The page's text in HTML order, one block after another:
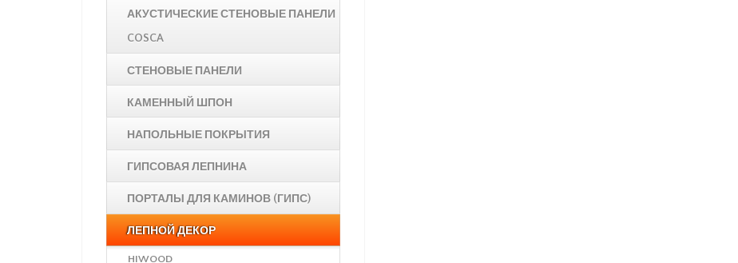
АКУСТИЧЕСКИЕ СТЕНОВЫЕ ПАНЕЛИ
COSCA
СТЕНОВЫЕ ПАНЕЛИ
КАМЕННЫЙ ШПОН
НАПОЛЬНЫЕ ПОКРЫТИЯ
ГИПСОВАЯ ЛЕПНИНА
ПОРТАЛЫ ДЛЯ КАМИНОВ (ГИПС)
ЛЕПНОЙ ДЕКОР
HIWOOD